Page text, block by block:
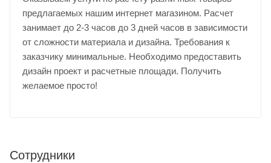
предлагаемых нашим интернет магазином. Расчет
занимает до 2-3 часов до 3 дней часов в зависимости
от сложности материала и дизайна. Требования к
заказчику минимальные. Необходимо предоставить
дизайн проект и расчетные площади. Получить
желаемое просто!
Сотрудники